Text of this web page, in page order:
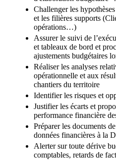
Challenger les
et les filières supports
opérations…)
Assurer le suivi de
et tableaux de bord et
ajustements budgétaires
Réaliser les analyses
opérationnelle et aux
chantiers du territoire
Identifier les risques et
Justifier les écarts et
performance financière
Préparer les documents
données financières à la
Alerter sur toute dérive
comptables, retards de